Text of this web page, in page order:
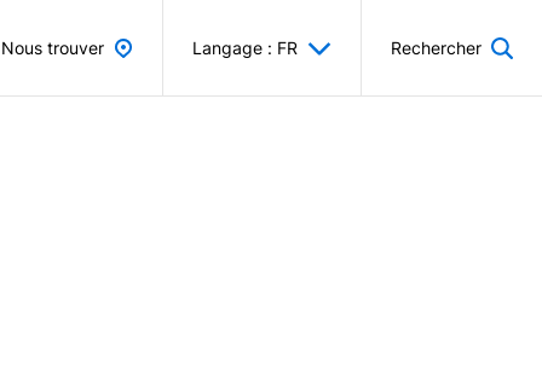
Nous trouver Langage : FR Rechercher